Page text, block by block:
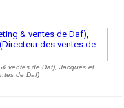
ventes de Daf), Jacques et
de Daf)